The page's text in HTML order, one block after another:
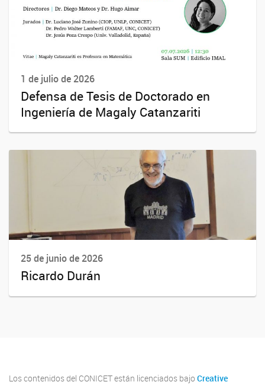
1 de julio de 2026
Defensa de Tesis de Doctorado en
Ingeniería de Magaly Catanzariti
25 de junio de 2026
Ricardo Durán
Los contenidos del CONICET están licenciados bajo Creative